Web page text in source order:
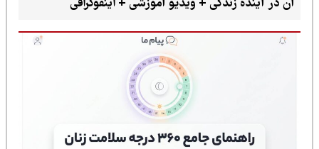
آن در آینده زندگی + ویدیو آموزشی + اینفوگرافی